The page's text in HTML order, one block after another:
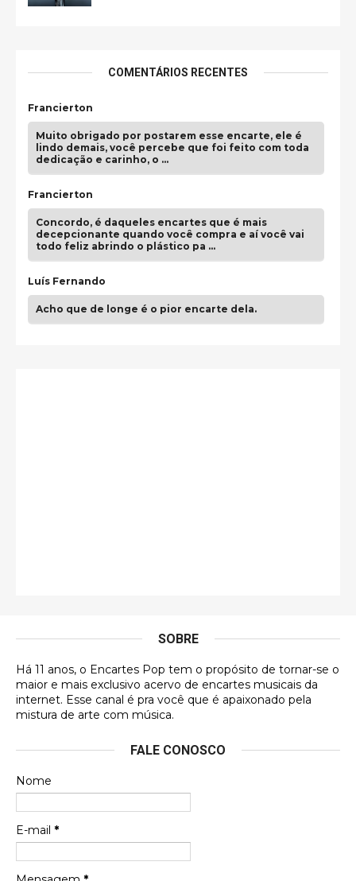
COMENTÁRIOS RECENTES
Francierton
Muito obrigado por postarem esse encarte, ele é
lindo demais, você percebe que foi feito com toda
dedicação e carinho, o …
Francierton
Concordo, é daqueles encartes que é mais
decepcionante quando você compra e aí você vai
todo feliz abrindo o plástico pa …
Luís Fernando
Acho que de longe é o pior encarte dela.
DVD MIDINHO
Francierton
futuras aquisições, e olhando o encarte aqui, me
Francierton
Espero que tenham sentido minha falta, informo
que estou de volta para trazer mais contribuições
SOBRE
Há 11 anos, o Encartes Pop tem o propósito de tornar-se o
maior e mais exclusivo acervo de encartes musicais da
internet. Esse canal é pra você que é apaixonado pela
mistura de arte com música.
FALE CONOSCO
Nome
E-mail *